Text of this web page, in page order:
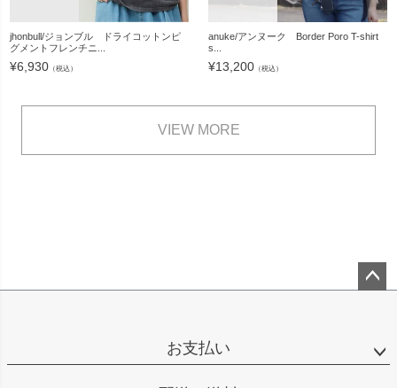
jhonbull/ジョンブル ドライコットンピ
グメントフレンチニ...
¥6,930 （税込）
anuke/アンヌーク Border Poro T-shirt
s...
¥13,200 （税込）
VIEW MORE
お支払い